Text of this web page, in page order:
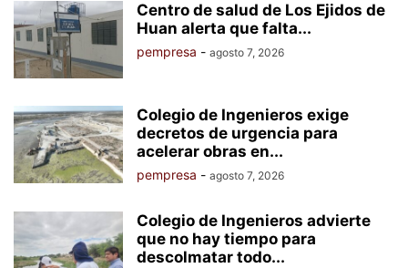
Centro de salud de Los Ejidos de
Huan alerta que falta...
pempresa - agosto 7, 2026
Colegio de Ingenieros exige
decretos de urgencia para
acelerar obras en...
pempresa - agosto 7, 2026
Colegio de Ingenieros advierte
que no hay tiempo para
descolmatar todo...